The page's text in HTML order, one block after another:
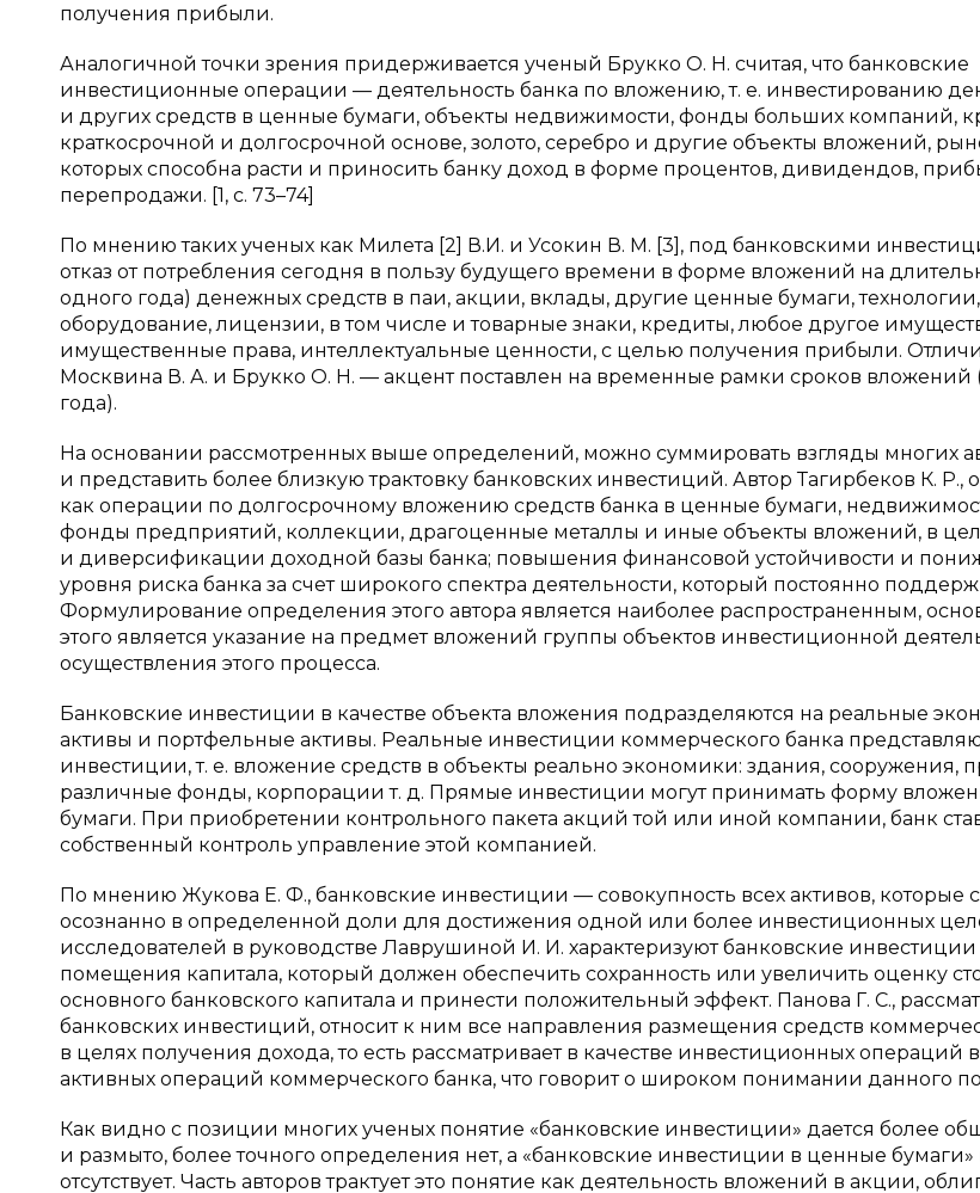
получения прибыли.
Аналогичной точки зрения придерживается ученый Брукко О. Н. считая, что банковские
инвестиционные операции — деятельность банка по вложению, т. е. инвестированию
и других средств в ценные бумаги, объекты недвижимости, фонды больших компаний,
краткосрочной и долгосрочной основе, золото, серебро и другие объекты вложений,
которых способна расти и приносить банку доход в форме процентов, дивидендов,
перепродажи. [1, c. 73–74]
По мнению таких ученых как Милета [2] В.И. и Усокин В. М. [3], под банковскими
отказ от потребления сегодня в пользу будущего времени в форме вложений на
одного года) денежных средств в паи, акции, вклады, другие ценные бумаги,
оборудование, лицензии, в том числе и товарные знаки, кредиты, любое другое
имущественные права, интеллектуальные ценности, с целью получения прибыли.
Москвина В. А. и Брукко О. Н. — акцент поставлен на временные рамки сроков вложений
года).
На основании рассмотренных выше определений, можно суммировать взгляды многих
и представить более близкую трактовку банковских инвестиций. Автор Тагирбеков К. Р.,
как операции по долгосрочному вложению средств банка в ценные бумаги,
фонды предприятий, коллекции, драгоценные металлы и иные объекты вложений, в
и диверсификации доходной базы банка; повышения финансовой устойчивости и
уровня риска банка за счет широкого спектра деятельности, который постоянно
Формулирование определения этого автора является наиболее распространенным,
этого является указание на предмет вложений группы объектов инвестиционной
осуществления этого процесса.
Банковские инвестиции в качестве объекта вложения подразделяются на реальные
активы и портфельные активы. Реальные инвестиции коммерческого банка
инвестиции, т. е. вложение средств в объекты реально экономики: здания, сооружения,
различные фонды, корпорации т. д. Прямые инвестиции могут принимать форму
бумаги. При приобретении контрольного пакета акций той или иной компании, банк
собственный контроль управление этой компанией.
По мнению Жукова Е. Ф., банковские инвестиции — совокупность всех активов, которые
осознанно в определенной доли для достижения одной или более инвестиционных
исследователей в руководстве Лаврушиной И. И. характеризуют банковские инвестиции
помещения капитала, который должен обеспечить сохранность или увеличить оценку
основного банковского капитала и принести положительный эффект. Панова Г. С.,
банковских инвестиций, относит к ним все направления размещения средств
в целях получения дохода, то есть рассматривает в качестве инвестиционных операций
активных операций коммерческого банка, что говорит о широком понимании данного
Как видно с позиции многих ученых понятие «банковские инвестиции» дается более
и размыто, более точного определения нет, а «банковские инвестиции в ценные
отсутствует. Часть авторов трактует это понятие как деятельность вложений в акции,